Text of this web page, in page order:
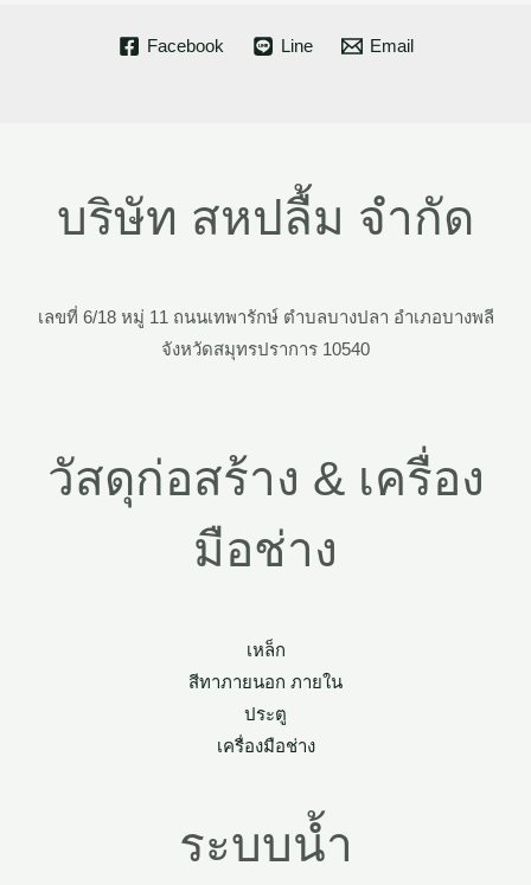
Facebook Line Email
บริษัท สหปลื้ม จำกัด
เลขที่ 6/18 หมู่ 11 ถนนเทพารักษ์ ตำบลบางปลา อำเภอบางพลี
จังหวัดสมุทรปราการ 10540
วัสดุก่อสร้าง & เครื่อง
มือช่าง
เหล็ก
สีทาภายนอก ภายใน
ประตู
เครื่องมือช่าง
ระบบน้ำ